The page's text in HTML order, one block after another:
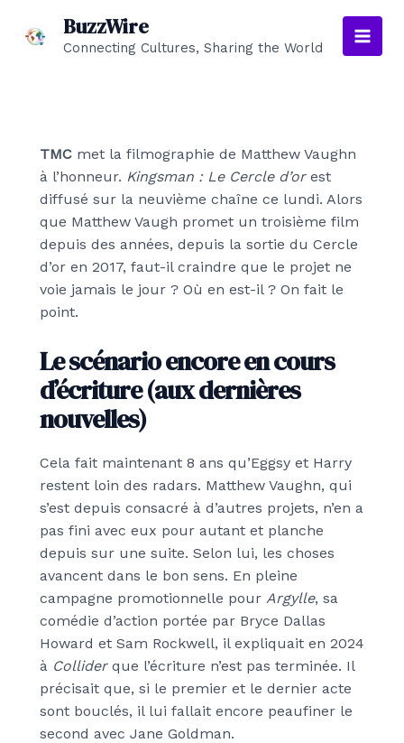
BuzzWire
Connecting Cultures, Sharing the World
Main
TMC met la filmographie de Matthew Vaughn
à l’honneur. Kingsman : Le Cercle d’orest
diffusé sur la neuvième chaîne ce lundi. Alors
que Matthew Vaugh promet un troisième film
depuis des années, depuis la sortie du Cercle
d’or en 2017, faut-il craindre que le projet ne
voie jamais le jour ? Où en est-il ? On fait le
point.
Le scénario encore en cours
d’écriture (aux dernières
nouvelles)
Cela fait maintenant 8 ans qu’Eggsy et Harry
restent loin des radars. Matthew Vaughn, qui
s’est depuis consacré à d’autres projets, n’en a
pas fini avec eux pour autant et planche
depuis sur une suite. Selon lui, les choses
avancent dans le bon sens. En pleine
campagne promotionnelle pour Argylle, sa
comédie d’action portée par Bryce Dallas
Howard et Sam Rockwell, il expliquait en 2024
à Colliderque l’écriture n’est pas terminée. Il
précisait que, si le premier et le dernier acte
sont bouclés, il lui fallait encore peaufiner le
second avec Jane Goldman.